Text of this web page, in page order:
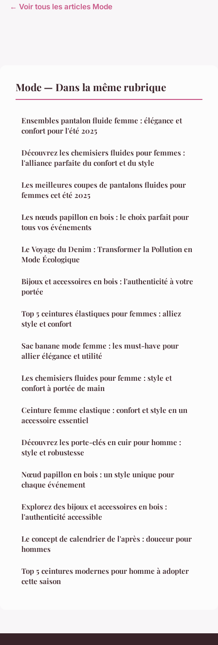
← Voir tous les articles Mode
Mode — Dans la même rubrique
Ensembles pantalon fluide femme : élégance et
confort pour l'été 2025
Découvrez les chemisiers fluides pour femmes :
l'alliance parfaite du confort et du style
Les meilleures coupes de pantalons fluides pour
femmes cet été 2025
Les nœuds papillon en bois : le choix parfait pour
tous vos événements
Le Voyage du Denim : Transformer la Pollution en
Mode Écologique
Bijoux et accessoires en bois : l'authenticité à votre
portée
Top 5 ceintures élastiques pour femmes : alliez
style et confort
Sac banane mode femme : les must-have pour
allier élégance et utilité
Les chemisiers fluides pour femme : style et
confort à portée de main
Ceinture femme elastique : confort et style en un
accessoire essentiel
Découvrez les porte-clés en cuir pour homme :
style et robustesse
Nœud papillon en bois : un style unique pour
chaque événement
Explorez des bijoux et accessoires en bois :
l'authenticité accessible
Le concept de calendrier de l'après : douceur pour
hommes
Top 5 ceintures modernes pour homme à adopter
cette saison